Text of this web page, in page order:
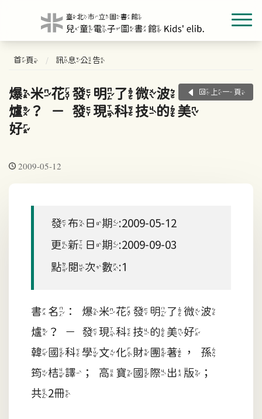
首頁 訊息公告
爆米花發明了微波
爐？－發現科技的美
好
回上一頁
2009-05-12
發布日期:2009-05-12
更新日期:2009-09-03
點閱次數:1
書名：爆米花發明了微波
爐？－發現科技的美好
韓國科學文化財團著，孫
筠桔譯；高寶國際出版；
共2冊